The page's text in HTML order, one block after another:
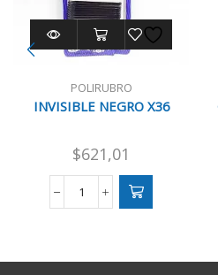
POLIRUBRO
INVISIBLE NEGRO X36
$621,01
INVISIBLE